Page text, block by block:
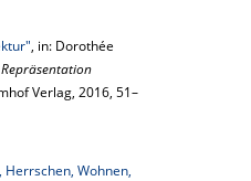
, in: Dorothée
Verlag, 2016, 51–
Wohnen,